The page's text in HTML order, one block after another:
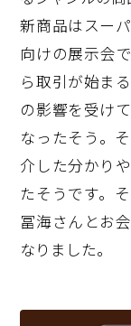
新商品はスー
向けの展示会
ら取引が始ま
の影響を受け
なったそう。
介した分かり
たそうです。
冨海さんとお
なりました。